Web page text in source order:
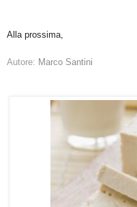
Alla prossima,
Autore: Marco Santini